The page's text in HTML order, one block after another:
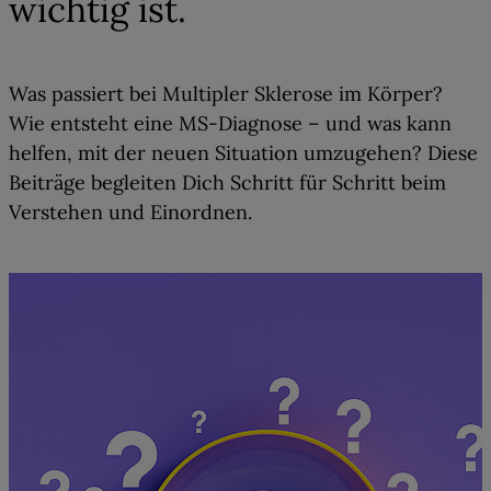
wichtig ist.
Was passiert bei Multipler Sklerose im Körper?
Wie entsteht eine MS-Diagnose – und was kann
helfen, mit der neuen Situation umzugehen? Diese
Beiträge begleiten Dich Schritt für Schritt beim
Verstehen und Einordnen.